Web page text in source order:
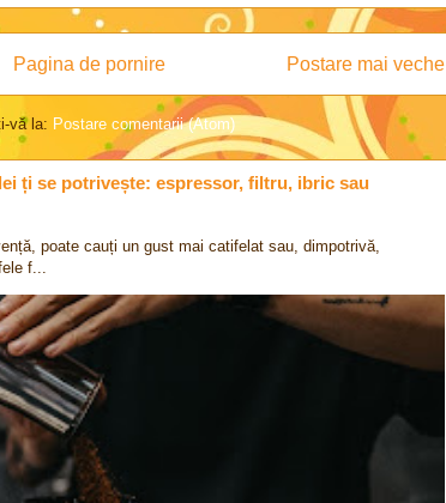
Postare mai veche
Pagina de pornire
vă la: Postare comentarii (Atom)
ți se potrivește: espressor, filtru, ibric sau
poate cauți un gust mai catifelat sau, dimpotrivă,
f...